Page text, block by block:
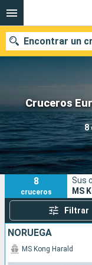
Cruceros
8
Encontrar un
Nuestros
Fecha de salida
Puertos
8
cruceros
Sus
MS
Filtrar
NORUEGA
MS Kong Harald